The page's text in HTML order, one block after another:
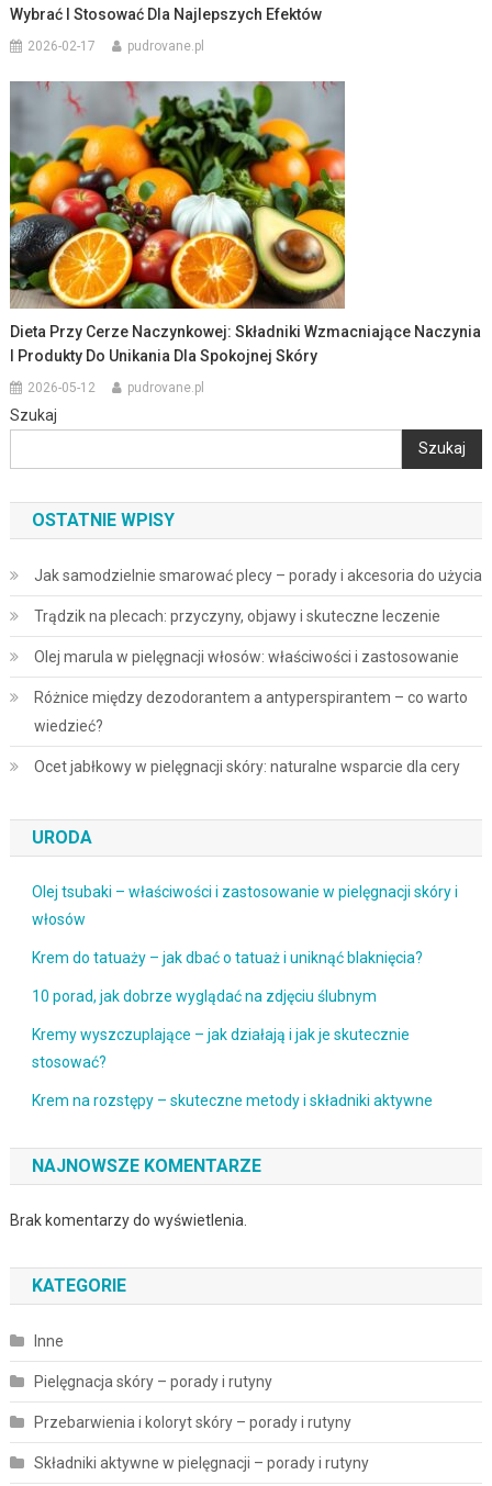
Wybrać I Stosować Dla Najlepszych Efektów
2026-02-17 pudrovane.pl
Dieta Przy Cerze Naczynkowej: Składniki Wzmacniające Naczynia
I Produkty Do Unikania Dla Spokojnej Skóry
2026-05-12 pudrovane.pl
Szukaj
Szukaj
OSTATNIE WPISY
Jak samodzielnie smarować plecy – porady i akcesoria do użycia
Trądzik na plecach: przyczyny, objawy i skuteczne leczenie
Olej marula w pielęgnacji włosów: właściwości i zastosowanie
Różnice między dezodorantem a antyperspirantem – co warto
wiedzieć?
Ocet jabłkowy w pielęgnacji skóry: naturalne wsparcie dla cery
URODA
Olej tsubaki – właściwości i zastosowanie w pielęgnacji skóry i
włosów
Krem do tatuaży – jak dbać o tatuaż i uniknąć blaknięcia?
10 porad, jak dobrze wyglądać na zdjęciu ślubnym
Kremy wyszczuplające – jak działają i jak je skutecznie
stosować?
Krem na rozstępy – skuteczne metody i składniki aktywne
NAJNOWSZE KOMENTARZE
Brak komentarzy do wyświetlenia.
KATEGORIE
Inne
Pielęgnacja skóry – porady i rutyny
Przebarwienia i koloryt skóry – porady i rutyny
Składniki aktywne w pielęgnacji – porady i rutyny